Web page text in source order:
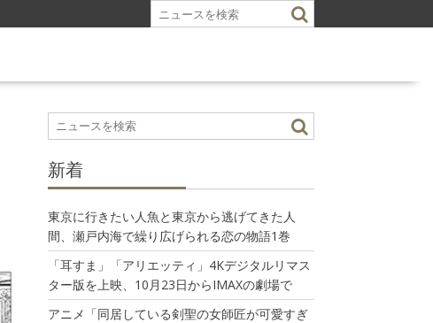
新着
東京に行きたい人魚と東京から逃げてきた人
間、瀬戸内海で繰り広げられる恋の物語1巻
「耳すま」「アリエッティ」4Kデジタルリマス
ター版を上映、10月23日からIMAXの劇場で
アニメ「同居している剣聖の女師匠が可愛すぎ